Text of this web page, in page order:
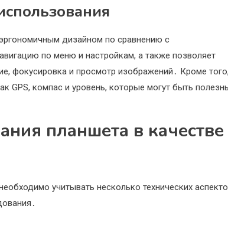
дизайном по сравнению с
по меню и настройкам, а также позволяет
фокусировка и просмотр изображений․ Кроме
GPS, компас и уровень, которые могут быть
планшета в качестве
учитывать несколько технических